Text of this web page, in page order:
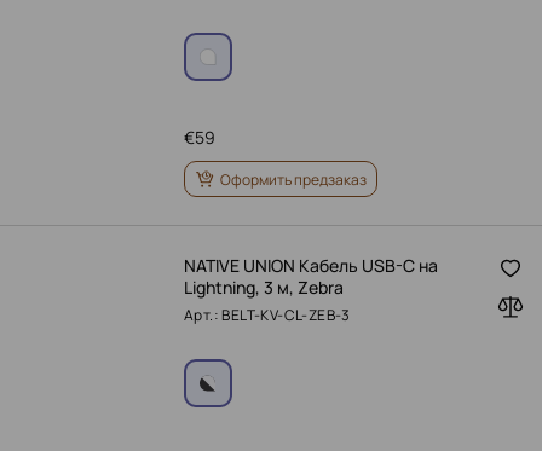
59
€
Оформить предзаказ
NATIVE UNION Кабель USB-C на
Lightning, 3 м, Zebra
Арт.: BELT-KV-CL-ZEB-3